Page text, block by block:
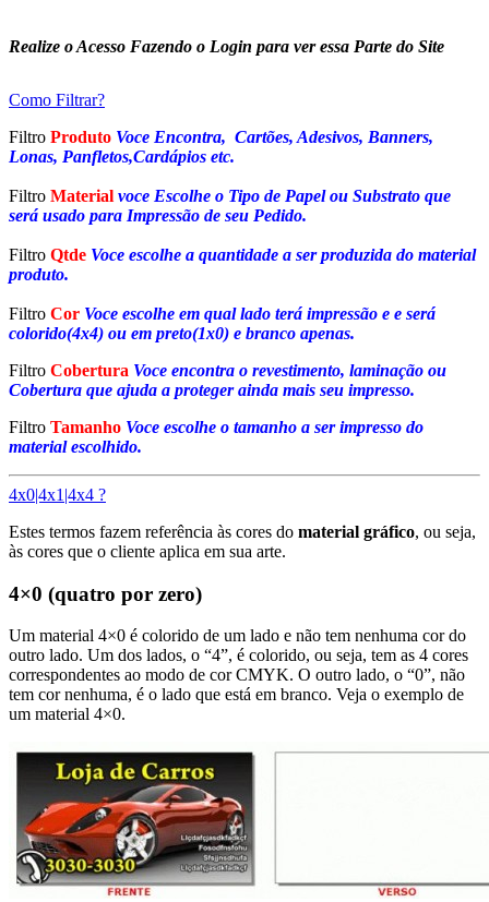
Realize o Acesso Fazendo o Login para ver essa Parte do Site
Como Filtrar?
Filtro Produto Voce Encontra, Cartões, Adesivos, Banners,
Lonas, Panfletos,Cardápios etc.
Filtro Material voce Escolhe o Tipo de Papel ou Substrato que
será usado para Impressão de seu Pedido.
Filtro Qtde Voce escolhe a quantidade a ser produzida do material
produto.
Filtro Cor Voce escolhe em qual lado terá impressão e e será
colorido(4x4) ou em preto(1x0) e branco apenas.
Filtro Cobertura Voce encontra o revestimento, laminação ou
Cobertura que ajuda a proteger ainda mais seu impresso.
Filtro Tamanho Voce escolhe o tamanho a ser impresso do
material escolhido.
4x0|4x1|4x4 ?
Estes termos fazem referência às cores do material gráfico, ou seja,
às cores que o cliente aplica em sua arte.
4×0 (quatro por zero)
Um material 4×0 é colorido de um lado e não tem nenhuma cor do
outro lado. Um dos lados, o “4”, é colorido, ou seja, tem as 4 cores
correspondentes ao modo de cor CMYK. O outro lado, o “0”, não
tem cor nenhuma, é o lado que está em branco. Veja o exemplo de
um material 4×0.